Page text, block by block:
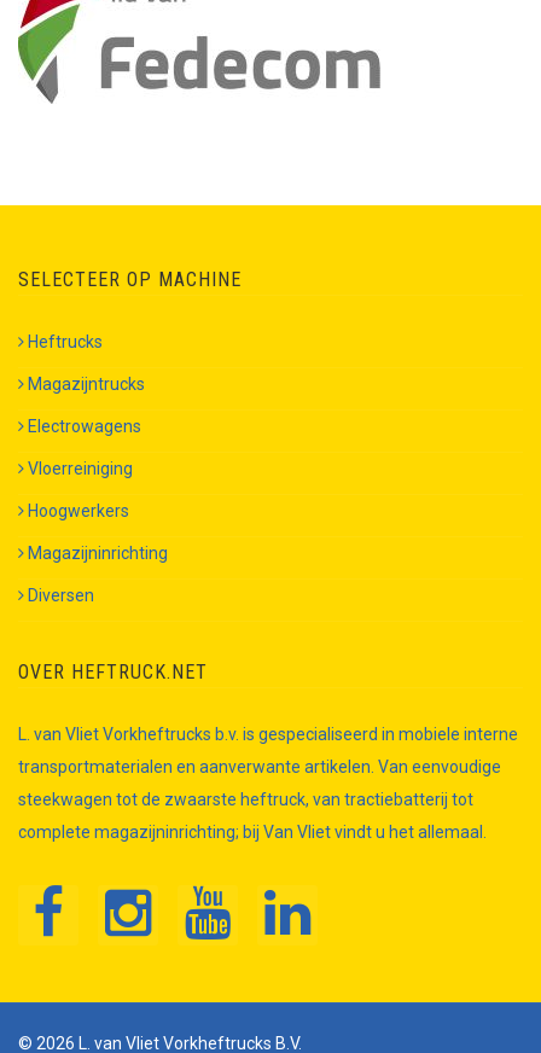
SELECTEER OP MACHINE
Heftrucks
Magazijntrucks
Electrowagens
Vloerreiniging
Hoogwerkers
Magazijninrichting
Diversen
OVER HEFTRUCK.NET
L. van Vliet Vorkheftrucks b.v. is gespecialiseerd in mobiele interne
transportmaterialen en aanverwante artikelen. Van eenvoudige
steekwagen tot de zwaarste heftruck, van tractiebatterij tot
complete magazijninrichting; bij Van Vliet vindt u het allemaal.
© 2026 L. van Vliet Vorkheftrucks B.V.